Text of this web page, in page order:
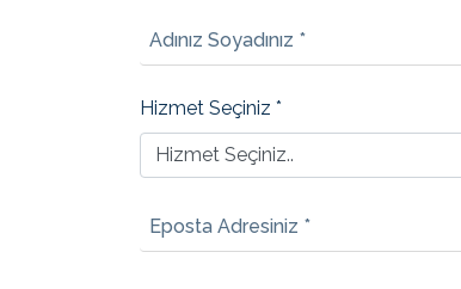
Adınız Soyadınız *
Hizmet Seçiniz *
Eposta Adresiniz *